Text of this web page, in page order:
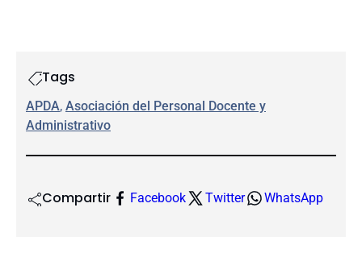
Tags
APDA, Asociación del Personal Docente y
Administrativo
Compartir Facebook Twitter WhatsApp